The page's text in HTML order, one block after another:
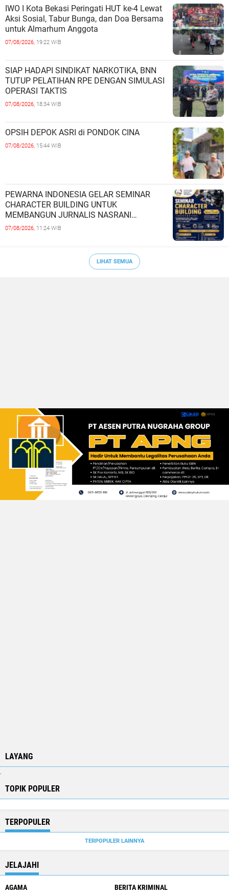
IWO I Kota Bekasi Peringati HUT ke-4 Lewat
Aksi Sosial, Tabur Bunga, dan Doa Bersama
untuk Almarhum Anggota
07/08/2026, 19:22 WIB
SIAP HADAPI SINDIKAT NARKOTIKA, BNN
TUTUP PELATIHAN RPE DENGAN SIMULASI
OPERASI TAKTIS
07/08/2026, 18:34 WIB
OPSIH DEPOK ASRI di PONDOK CINA
07/08/2026, 15:44 WIB
PEWARNA INDONESIA GELAR SEMINAR
CHARACTER BUILDING UNTUK
MEMBANGUN JURNALIS NASRANI
BERINTEGRITAS DAN BERDAMPAK*
07/08/2026, 11:24 WIB
LIHAT SEMUA
LAYANG
.
TOPIK POPULER
TERPOPULER
TERPOPULER LAINNYA
JELAJAHI
AGAMA
BERITA KRIMINAL